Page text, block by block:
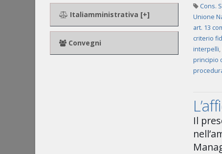
Italiamministrativa [+]
Convegni
Cons.
Unione
art. 13
criterio
interpelli,
principio
Il